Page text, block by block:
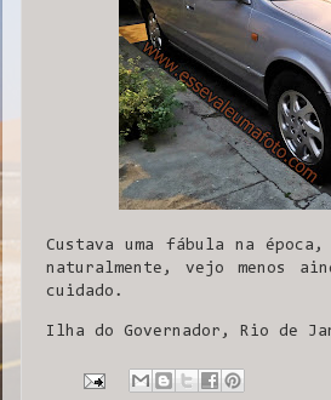
Custava uma fábula na
naturalmente, vejo menos
cuidado.
Ilha do Governador, Rio de